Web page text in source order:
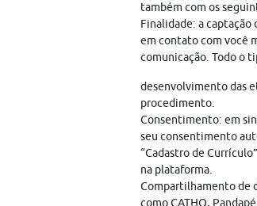
também com os
Finalidade: a captação
em contato com você
comunicação. Todo o
desenvolvimento das
procedimento.
Consentimento: em
seu consentimento
“Cadastro de
na plataforma.
Compartilhamento de
como CATHO,